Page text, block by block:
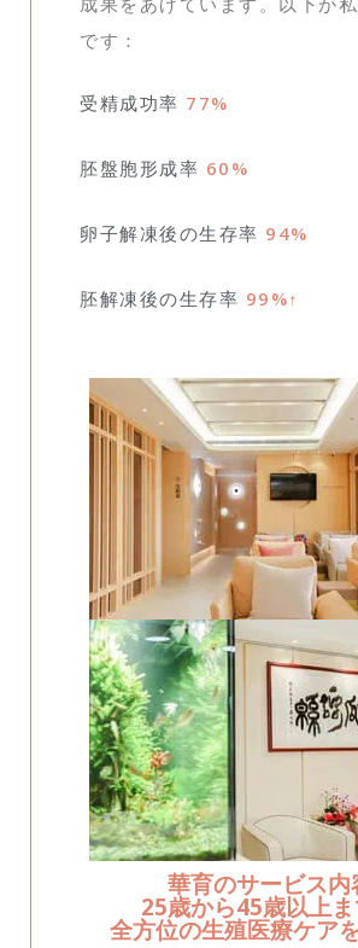
です：
受精成功率 77%
胚盤胞形成率 60%
卵子解凍後の生存率 94%
胚解凍後の生存率 99%↑
華育のサービス内
25歳から45歳以上ま
全方位の生殖医療ケアを